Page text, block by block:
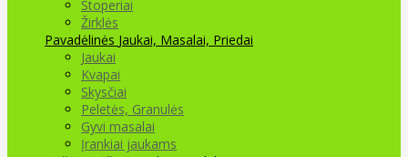
Stoperiai
Žirklės
Pavadėlinės Jaukai, Masalai, Priedai
Jaukai
Kvapai
Skysčiai
Peletės, Granulės
Gyvi masalai
Įrankiai jaukams